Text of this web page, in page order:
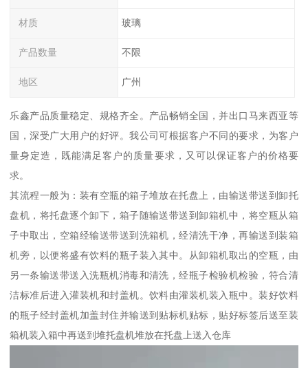
材质 玻璃
产品数量 不限
地区 广州
乐鑫产品质量稳定、规格齐全。产品畅销全国，并出口马来西亚等
国，深受广大用户的好评。我公司可根据客户不同的要求，为客户
量身定造，既能满足客户的质量要求，又可以保证客户的价格要
求。
其流程一般为：装有空瓶的箱子堆放在托盘上，由输送带送到卸托
盘机，将托盘逐个卸下，箱子随输送带送到卸箱机中，将空瓶从箱
子中取出，空箱经输送带送到洗箱机，经清洗干净，再输送到装箱
机旁，以便将盛有饮料的瓶子装入其中。从卸箱机取出的空瓶，由
另一条输送带送入洗瓶机消毒和清洗，经瓶子检验机检验，符合清
洁标准后进入灌装机和封盖机。饮料由灌装机装入瓶中。装好饮料
的瓶子经封盖机加盖封住并输送到贴标机贴标，贴好标签后送至装
箱机装入箱中再送到堆托盘机堆放在托盘上送入仓库